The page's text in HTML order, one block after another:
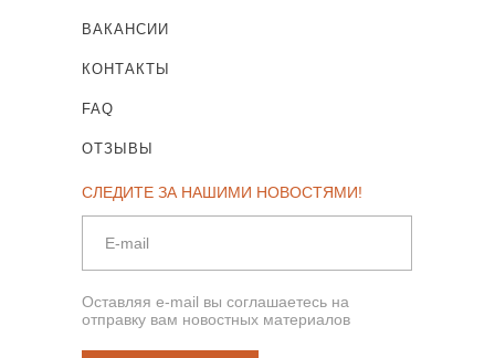
КОНТАКТЫ
FAQ
ОТЗЫВЫ
СЛЕДИТЕ ЗА НАШИМИ НОВОСТЯМИ!
Оставляя e-mail вы соглашаетесь на
отправку вам новостных материалов
ВАКАНСИИ